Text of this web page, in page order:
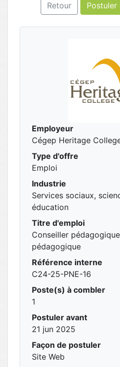
Retour Postuler
Employeur
Cégep Heritage
Type d'offre
Emploi
Industrie
Services sociaux,
éducation
Titre d'emploi
Conseiller
pédagogique
Référence interne
C24-25-PNE-16
Poste(s) à combler
1
Postuler avant
21 jun 2025
Façon de postuler
Site Web